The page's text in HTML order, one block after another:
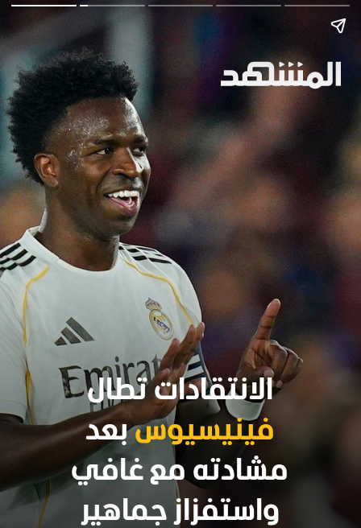
الانتقادات تطال
فينيسيوسبعد
مشادته مع غافي
واستفزاز جماهير